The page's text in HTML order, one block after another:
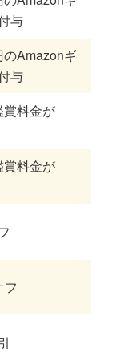
与
Amazonギ
与
賞料金が
料金が
フ